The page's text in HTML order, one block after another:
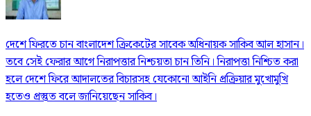
দেশে ফিরতে চান বাংলাদেশ ক্রিকেটের সাবেক অধিনায়ক সাকিব আল হাসান।
তবে সেই ফেরার আগে নিরাপত্তার নিশ্চয়তা চান তিনি। নিরাপত্তা নিশ্চিত করা
হলে দেশে ফিরে আদালতের বিচারসহ যেকোনো আইনি প্রক্রিয়ার মুখোমুখি
হতেও প্রস্তুত বলে জানিয়েছেন সাকিব।